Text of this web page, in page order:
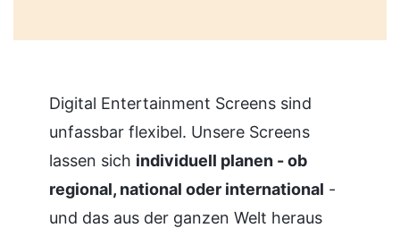
Digital Entertainment Screens sind
unfassbar flexibel. Unsere Screens
lassen sich individuell planen - ob
regional, national oder international -
und das aus der ganzen Welt heraus